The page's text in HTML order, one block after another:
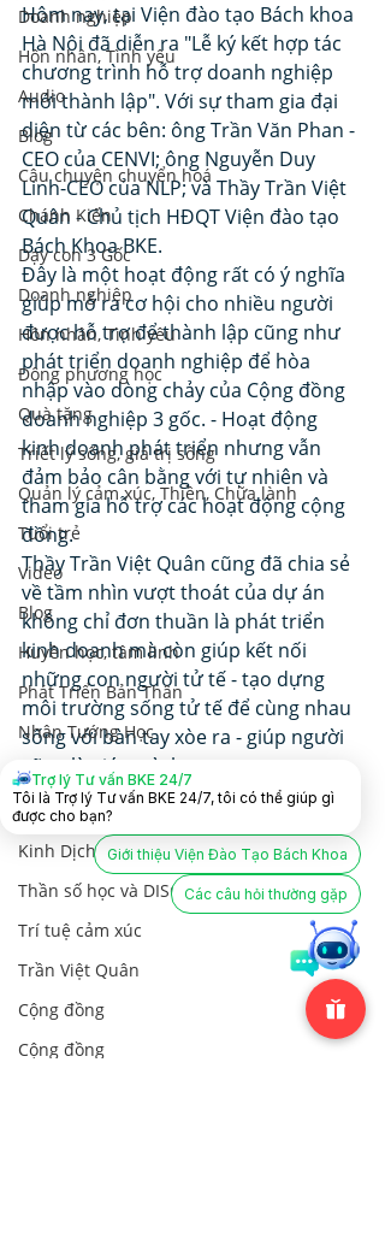
Doanh nghiệp
Hôn nhân, Tình yêu
Audio
Blog
Câu chuyện chuyển hoá
Chánh Kiến
Dạy con 3 Gốc
Doanh nghiệp
Hôn nhân, Tình yêu
Đông phương học
Quà tặng
Triết lý sống, giá trị sống
Quản lý cảm xúc, Thiền, Chữa lành
Tuổi trẻ
Video
Blog
Huyền học, tâm linh
Phát Triển Bản Thân
Nhân Tướng Học
Lãnh Đạo Doanh Nghiệp
Hôn nhân và Dạy con
Kinh Dịch
Thần số học và DISC
Trí tuệ cảm xúc
Trần Việt Quân
Cộng đồng
Cộng đồng
Hôm nay, tại Viện đào tạo Bách khoa
Hà Nội đã diễn ra "Lễ ký kết hợp tác
chương trình hỗ trợ doanh nghiệp
mới thành lập". Với sự tham gia đại
diện từ các bên: ông Trần Văn Phan -
CEO của CENVI; ông Nguyễn Duy
Linh-CEO của NLP; và Thầy Trần Việt
Quân - Chủ tịch HĐQT Viện đào tạo
Bách Khoa BKE.
Đây là một hoạt động rất có ý nghĩa
giúp mở ra cơ hội cho nhiều người
được hỗ trợ để thành lập cũng như
phát triển doanh nghiệp để hòa
nhập vào dòng chảy của Cộng đồng
doanh nghiệp 3 gốc. - Hoạt động
kinh doanh phát triển nhưng vẫn
đảm bảo cân bằng với tự nhiên và
tham gia hỗ trợ các hoạt động cộng
đồng.
Thầy Trần Việt Quân cũng đã chia sẻ
về tầm nhìn vượt thoát của dự án
không chỉ đơn thuần là phát triển
kinh doanh mà còn giúp kết nối
những con người tử tế - tạo dựng
môi trường sống tử tế để cùng nhau
sống với bàn tay xòe ra - giúp người
cũng là giúp mình.
Trợ lý Tư vấn BKE 24/7
Tôi là Trợ lý Tư vấn BKE 24/7, tôi có thể giúp gì
được cho bạn?
Giới thiệu Viện Đào Tạo Bách Khoa
Các câu hỏi thường gặp